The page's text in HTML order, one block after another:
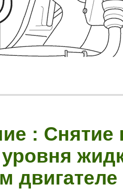
: Снятие